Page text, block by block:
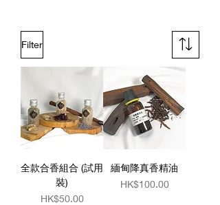
Filter
全款合香組合 (試用
裝)
Price
HK$50.00
緬甸降真香精油
Price
HK$100.00